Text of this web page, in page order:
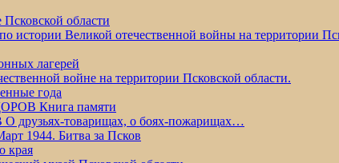
области
истории Великой отечественной войны на территории
лагерей
войне на территории Псковской области.
года
Книга памяти
товарищах, о боях-пожарищах…
1944. Битва за Псков
края